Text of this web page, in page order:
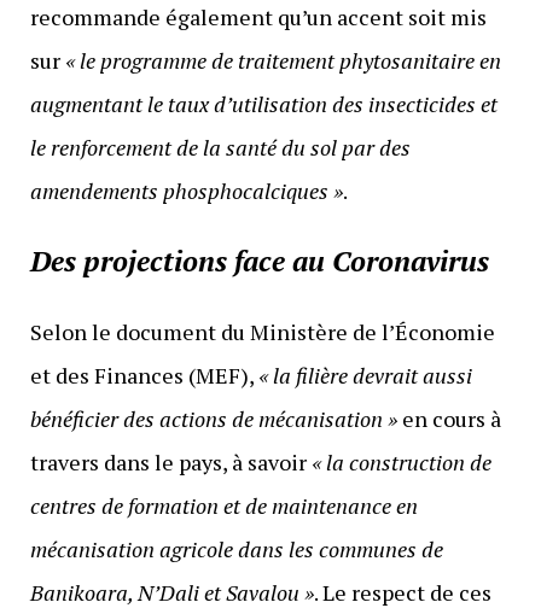
recommande également qu’un accent soit mis
sur « le programme de traitement phytosanitaire en
augmentant le taux d’utilisation des insecticides et
le renforcement de la santé du sol par des
amendements phosphocalciques ».
Des projections face au Coronavirus
Selon le document du Ministère de l’Économie
et des Finances (MEF), « la filière devrait aussi
bénéficier des actions de mécanisation »en cours à
travers dans le pays, à savoir « la construction de
centres de formation et de maintenance en
mécanisation agricole dans les communes de
Banikoara, N’Dali et Savalou ». Le respect de ces